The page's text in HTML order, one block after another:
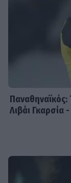
Λιβάι Γκαρσία